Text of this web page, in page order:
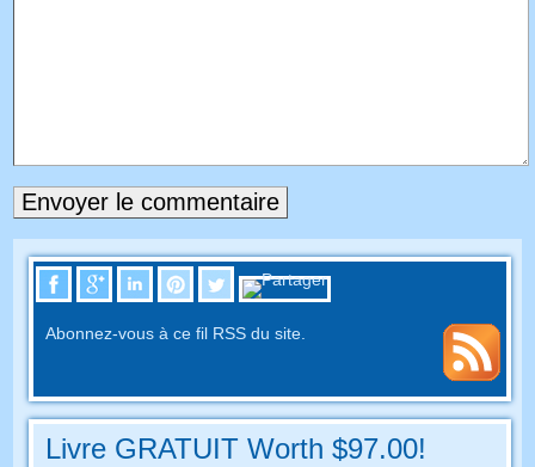
Abonnez-vous à ce fil RSS du site.
Livre GRATUIT Worth $97.00!